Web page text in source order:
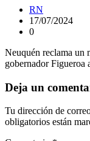
RN
17/07/2024
0
Neuquén reclama un
gobernador
Deja un
Tu dirección de
obligatorios están